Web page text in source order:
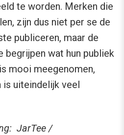
te worden. Merken die
zijn dus niet per se de
publiceren, maar de
begrijpen wat hun publiek
mooi meegenomen,
is uiteindelijk veel
JarTee /